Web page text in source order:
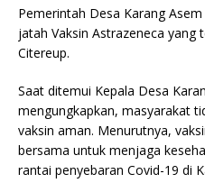
Pemerintah Desa Karang
jatah Vaksin Astrazeneca yang
Citereup.
Saat ditemui Kepala Desa
mengungkapkan, masyarakat
vaksin aman. Menurutnya,
bersama untuk menjaga
rantai penyebaran Covid-19 di